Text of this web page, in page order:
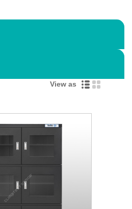
View as